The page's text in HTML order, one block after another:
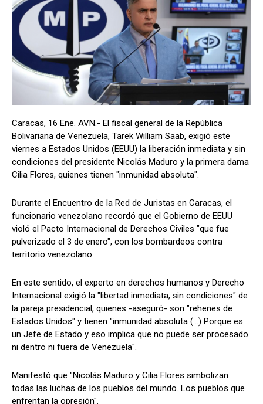
Caracas, 16 Ene. AVN.- El fiscal general de la República
Bolivariana de Venezuela, Tarek William Saab, exigió este
viernes a Estados Unidos (EEUU) la liberación inmediata y sin
condiciones del presidente Nicolás Maduro y la primera dama
Cilia Flores, quienes tienen "inmunidad absoluta".
Durante el Encuentro de la Red de Juristas en Caracas, el
funcionario venezolano recordó que el Gobierno de EEUU
violó el Pacto Internacional de Derechos Civiles "que fue
pulverizado el 3 de enero", con los bombardeos contra
territorio venezolano.
En este sentido, el experto en derechos humanos y Derecho
Internacional exigió la "libertad inmediata, sin condiciones" de
la pareja presidencial, quienes -aseguró- son "rehenes de
Estados Unidos" y tienen "inmunidad absoluta (…) Porque es
un Jefe de Estado y eso implica que no puede ser procesado
ni dentro ni fuera de Venezuela".
Manifestó que "Nicolás Maduro y Cilia Flores simbolizan
todas las luchas de los pueblos del mundo. Los pueblos que
enfrentan la opresión".